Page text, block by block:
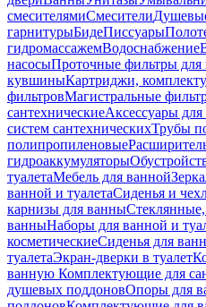
смесителямиСмесители
гарнитурыБидеПиссуары
гидромассажемВодоснабжение
насосыПроточные фильтры для
кувшиныКартриджи,
фильтровМагистральные
сантехническиеАксессуары
систем сантехническихТрубы
полипропиленовые
гидроаккумуляторы
туалетаМебель для ванной
ванной и туалетаСиденья и
карнизы для ванны
ванныНаборы для ванной и
косметическиеСиденья для
туалетаЭкран-дверки в туалет
ванную Комплектующие для
душевых поддоновОпоры для